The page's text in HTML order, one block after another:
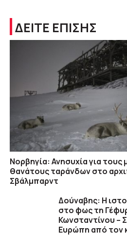
ΔΕΙΤΕ ΕΠΙΣΗΣ
Νορβηγία: Ανησυχία για τους
θανάτους ταράνδων στο
Σβάλμπαρντ
Δούναβης: Η
στο φως τη
Κωνσταντίνου –
Ευρώπη από τον